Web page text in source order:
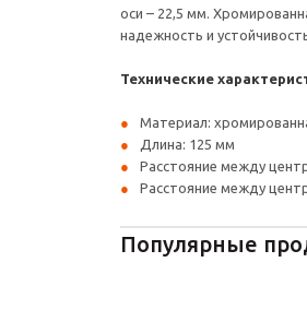
оси – 22,5 мм.
надежность и
Технические
Материал:
Длина: 125 мм
Расстояние между
Расстояние между
Популярные